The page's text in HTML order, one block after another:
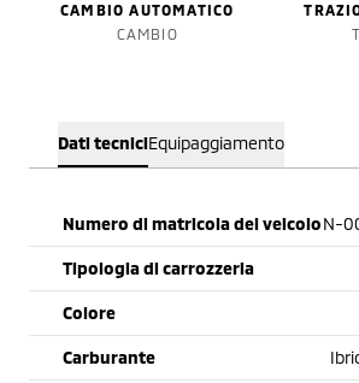
CAMBIO AUTOMATICO
CAMBIO
Dati tecniciEquipaggiamento
Numero di matricola del veicoloN-
Tipologia di carrozzeria
Colore
Carburante